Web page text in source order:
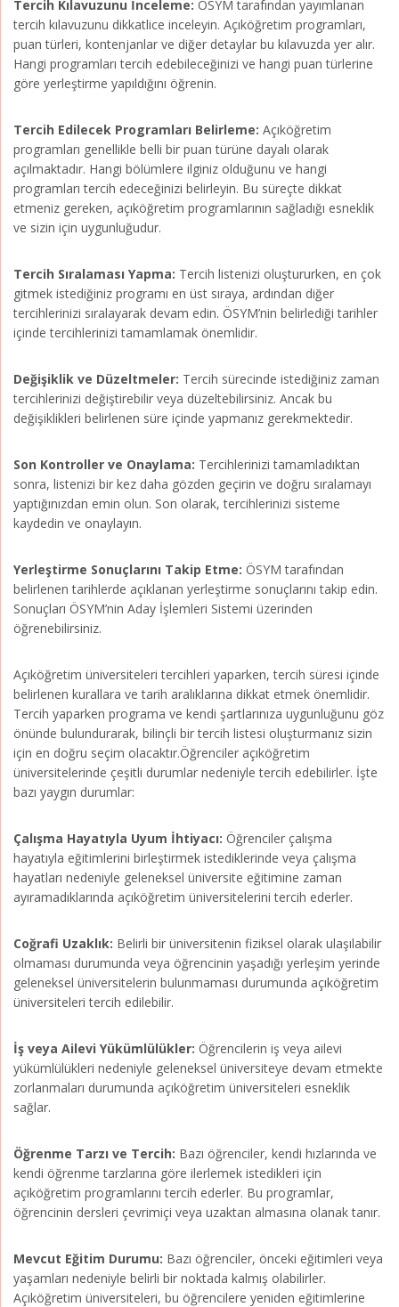
Tercih Kılavuzunu İnceleme: ÖSYM tarafından yayımlanan
tercih kılavuzunu dikkatlice inceleyin. Açıköğretim programları,
puan türleri, kontenjanlar ve diğer detaylar bu kılavuzda yer alır.
Hangi programları tercih edebileceğinizi ve hangi puan türlerine
göre yerleştirme yapıldığını öğrenin.
Tercih Edilecek Programları Belirleme: Açıköğretim
programları genellikle belli bir puan türüne dayalı olarak
açılmaktadır. Hangi bölümlere ilginiz olduğunu ve hangi
programları tercih edeceğinizi belirleyin. Bu süreçte dikkat
etmeniz gereken, açıköğretim programlarının sağladığı esneklik
ve sizin için uygunluğudur.
Tercih Sıralaması Yapma: Tercih listenizi oluştururken, en çok
gitmek istediğiniz programı en üst sıraya, ardından diğer
tercihlerinizi sıralayarak devam edin. ÖSYM’nin belirlediği tarihler
içinde tercihlerinizi tamamlamak önemlidir.
Değişiklik ve Düzeltmeler: Tercih sürecinde istediğiniz zaman
tercihlerinizi değiştirebilir veya düzeltebilirsiniz. Ancak bu
değişiklikleri belirlenen süre içinde yapmanız gerekmektedir.
Son Kontroller ve Onaylama: Tercihlerinizi tamamladıktan
sonra, listenizi bir kez daha gözden geçirin ve doğru sıralamayı
yaptığınızdan emin olun. Son olarak, tercihlerinizi sisteme
kaydedin ve onaylayın.
Yerleştirme Sonuçlarını Takip Etme: ÖSYM tarafından
belirlenen tarihlerde açıklanan yerleştirme sonuçlarını takip edin.
Sonuçları ÖSYM’nin Aday İşlemleri Sistemi üzerinden
öğrenebilirsiniz.
Açıköğretim üniversiteleri tercihleri yaparken, tercih süresi içinde
belirlenen kurallara ve tarih aralıklarına dikkat etmek önemlidir.
Tercih yaparken programa ve kendi şartlarınıza uygunluğunu göz
önünde bulundurarak, bilinçli bir tercih listesi oluşturmanız sizin
için en doğru seçim olacaktır.Öğrenciler açıköğretim
üniversitelerinde çeşitli durumlar nedeniyle tercih edebilirler. İşte
bazı yaygın durumlar:
Çalışma Hayatıyla Uyum İhtiyacı: Öğrenciler çalışma
hayatıyla eğitimlerini birleştirmek istediklerinde veya çalışma
hayatları nedeniyle geleneksel üniversite eğitimine zaman
ayıramadıklarında açıköğretim üniversitelerini tercih ederler.
Coğrafi Uzaklık: Belirli bir üniversitenin fiziksel olarak ulaşılabilir
olmaması durumunda veya öğrencinin yaşadığı yerleşim yerinde
geleneksel üniversitelerin bulunmaması durumunda açıköğretim
üniversiteleri tercih edilebilir.
İş veya Ailevi Yükümlülükler: Öğrencilerin iş veya ailevi
yükümlülükleri nedeniyle geleneksel üniversiteye devam etmekte
zorlanmaları durumunda açıköğretim üniversiteleri esneklik
sağlar.
Öğrenme Tarzı ve Tercih: Bazı öğrenciler, kendi hızlarında ve
kendi öğrenme tarzlarına göre ilerlemek istedikleri için
açıköğretim programlarını tercih ederler. Bu programlar,
öğrencinin dersleri çevrimiçi veya uzaktan almasına olanak tanır.
Mevcut Eğitim Durumu: Bazı öğrenciler, önceki eğitimleri veya
yaşamları nedeniyle belirli bir noktada kalmış olabilirler.
Açıköğretim üniversiteleri, bu öğrencilere yeniden eğitimlerine